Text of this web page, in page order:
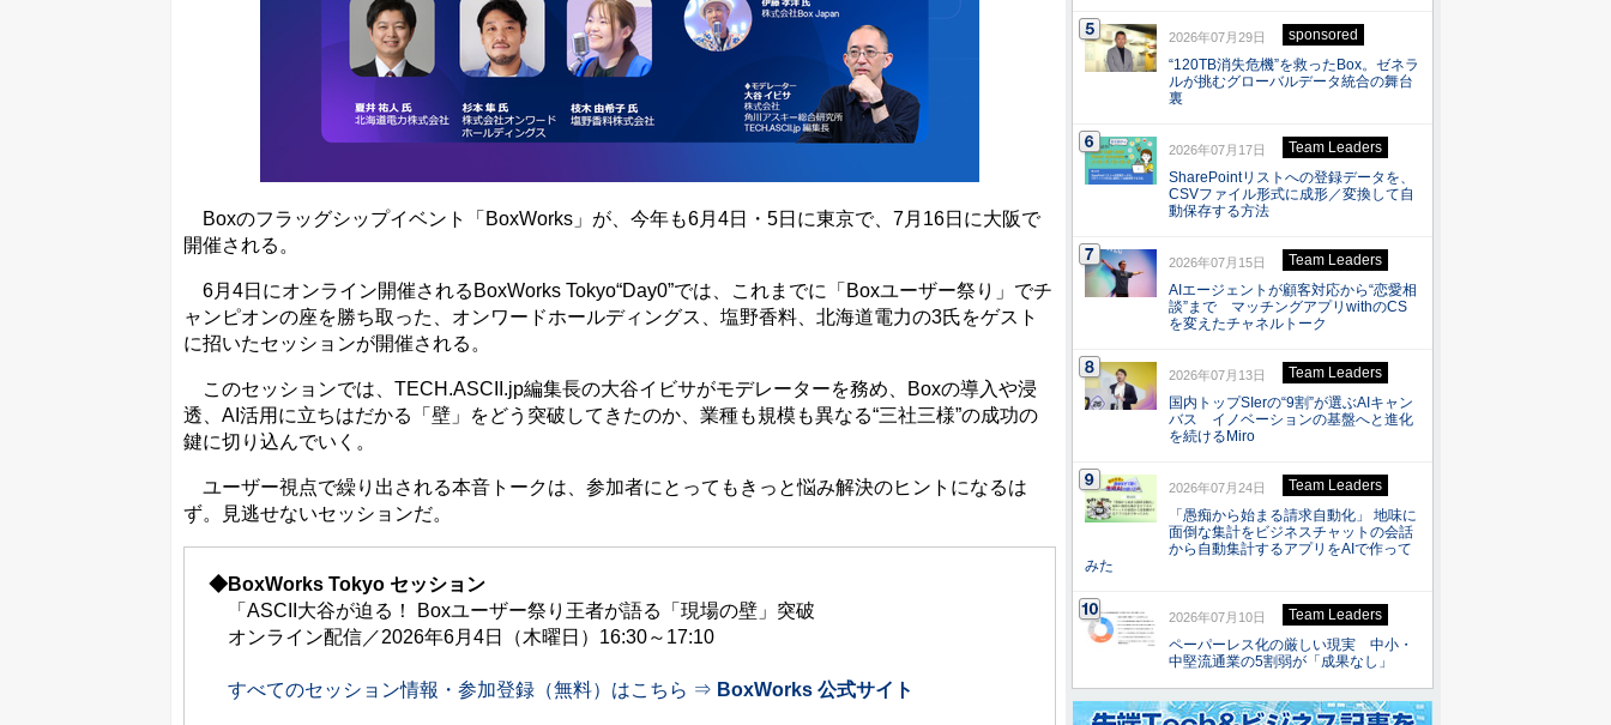
Boxのフラッグシップイベント「BoxWorks」が、今年も6月4日・5日に東京で、7月16日に大阪で
開催される。
6月4日にオンライン開催されるBoxWorks Tokyo“Day0”では、これまでに「Boxユーザー祭り」でチ
ャンピオンの座を勝ち取った、オンワードホールディングス、塩野香料、北海道電力の3氏をゲスト
に招いたセッションが開催される。
このセッションでは、TECH.ASCII.jp編集長の大谷イビサがモデレーターを務め、Boxの導入や浸
透、AI活用に立ちはだかる「壁」をどう突破してきたのか、業種も規模も異なる“三社三様”の成功の
鍵に切り込んでいく。
ユーザー視点で繰り出される本音トークは、参加者にとってもきっと悩み解決のヒントになるは
ず。見逃せないセッションだ。
◆BoxWorks Tokyo セッション
「ASCII大谷が迫る！ Boxユーザー祭り王者が語る「現場の壁」突破
オンライン配信／2026年6月4日（木曜日）16:30～17:10
すべてのセッション情報・参加登録（無料）はこちら ⇒ BoxWorks 公式サイト
2026年07月29日
sponsored
“120TB消失危機”を救ったBox。ゼネラ
ルが挑むグローバルデータ統合の舞台
裏
2026年07月17日
Team Leaders
SharePointリストへの登録データを、
CSVファイル形式に成形／変換して自
動保存する方法
2026年07月15日
Team Leaders
AIエージェントが顧客対応から“恋愛相
談”まで マッチングアプリwithのCS
を変えたチャネルトーク
2026年07月13日
Team Leaders
国内トップSIerの“9割”が選ぶAIキャン
バス イノベーションの基盤へと進化
を続けるMiro
2026年07月24日
Team Leaders
「愚痴から始まる請求自動化」 地味に
面倒な集計をビジネスチャットの会話
から自動集計するアプリをAIで作って
みた
2026年07月10日
Team Leaders
ペーパーレス化の厳しい現実 中小・
中堅流通業の5割弱が「成果なし」